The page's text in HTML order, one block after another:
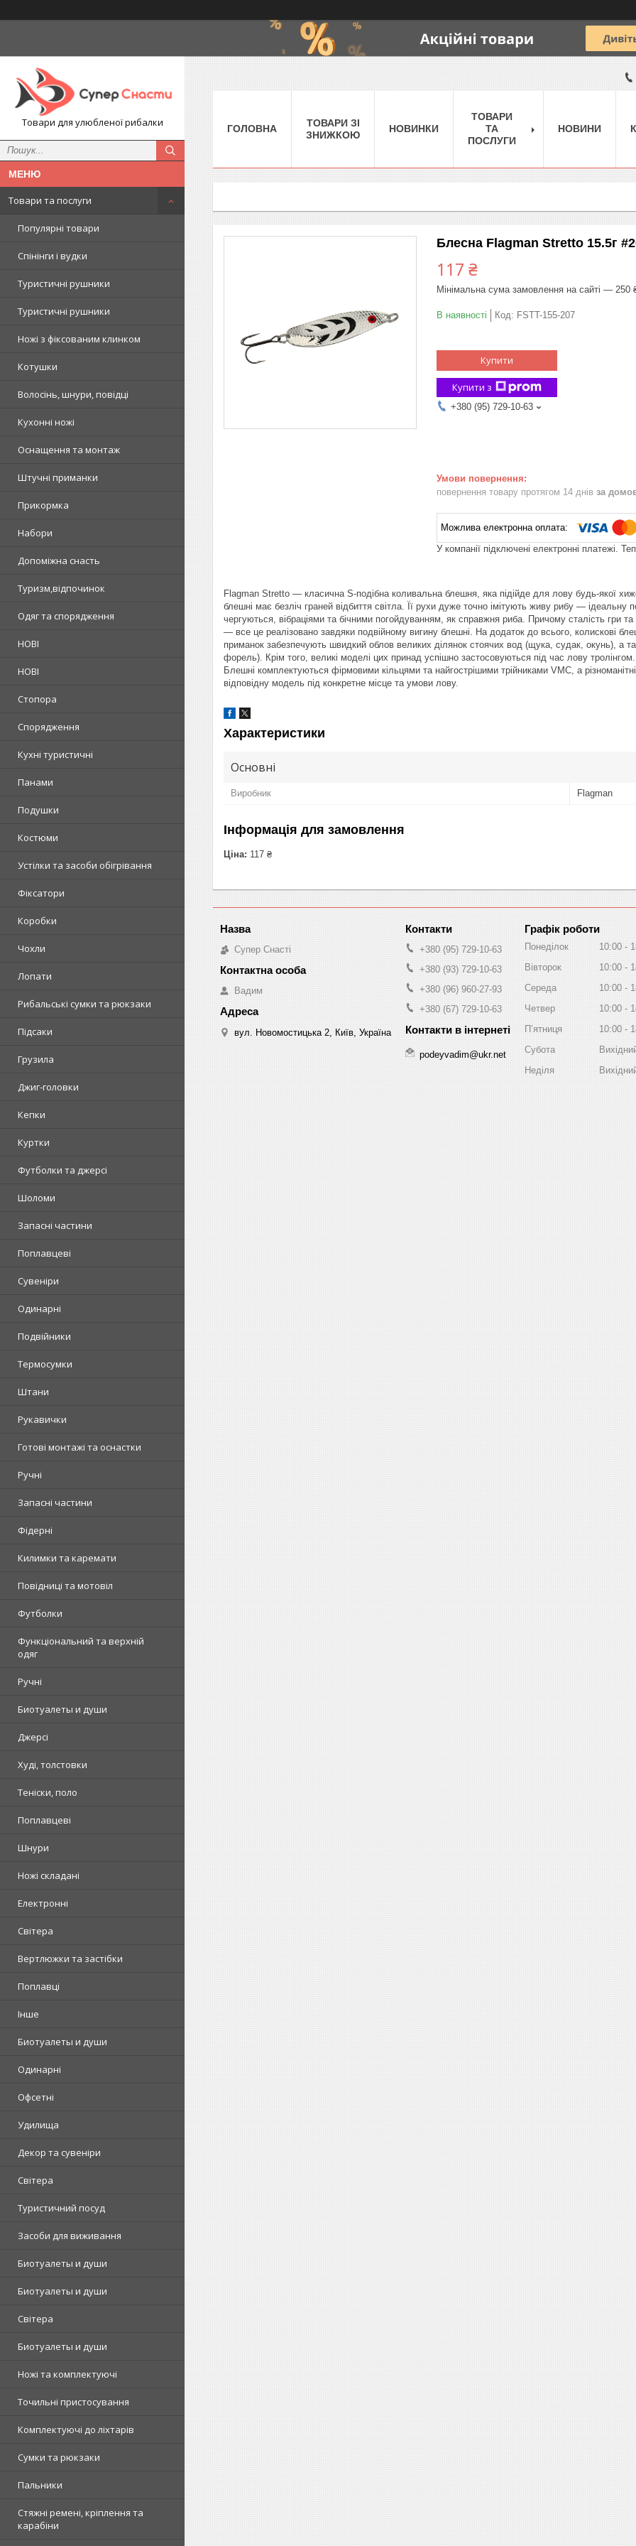
Товари для улюбленої рибалки
Товари та послуги
Популярні товари
Спінінги і вудки
Туристичні рушники
Туристичні рушники
Ножі з фіксованим клинком
Котушки
Волосінь, шнури, повідці
Кухонні ножі
Оснащення та монтаж
Штучні приманки
Прикормка
Набори
Допоміжна снасть
Туризм,відпочинок
Одяг та спорядження
НОВІ
НОВІ
Стопора
Спорядження
Кухні туристичні
Панами
Подушки
Костюми
Устілки та засоби обігрівання
Фіксатори
Коробки
Чохли
Лопати
Рибальські сумки та рюкзаки
Підсаки
Грузила
Джиг-головки
Кепки
Куртки
Футболки та джерсі
Шоломи
Запасні частини
Поплавцеві
Сувеніри
Одинарні
Подвійники
Термосумки
Штани
Рукавички
Готові монтажі та оснастки
Ручні
Запасні частини
Фідерні
Килимки та каремати
Повідниці та мотовіл
Футболки
Функціональний та верхній
одяг
Ручні
Биотуалеты и души
Джерсі
Худі, толстовки
Теніски, поло
Поплавцеві
Шнури
Ножі складані
Електронні
Світера
Вертлюжки та застібки
Поплавці
Інше
Биотуалеты и души
Одинарні
Офсетні
Удилища
Декор та сувеніри
Світера
Туристичний посуд
Засоби для виживання
Биотуалеты и души
Биотуалеты и души
Світера
Биотуалеты и души
Ножі та комплектуючі
Точильні пристосування
Комплектуючі до ліхтарів
Сумки та рюкзаки
Пальники
Стяжні ремені, кріплення та
карабіни
ГОЛОВНА
ТОВАРИ ЗІ
ЗНИЖКОЮ
НОВИНКИ
ТОВАРИ
ТА
ПОСЛУГИ
НОВИНИ
Блесна Flagman Stretto 15.5г
117 ₴
Мінімальна сума замовлення на сайті — 250
В наявності Код: FSTT-155-207
Купити
Купити з
+380 (95) 729-10-63
повернення товару протягом 14 днів за
У компанії підключені електронні платежі.
Flagman Stretto — класична S-подібна коливальна блешня, яка підійде для лову будь-якої
блешні має безліч граней відбиття світла. Її рухи дуже точно імітують живу рибу —
чергуються, вібраціями та бічними погойдуванням, як справжня риба. Причому сталість гри
— все це реалізовано завдяки подвійному вигину блешні. На додаток до всього, колискові
приманок забезпечують швидкий облов великих ділянок стоячих вод (щука, судак, окунь), а
форель). Крім того, великі моделі цих принад успішно застосовуються під час лову тролінгом.
Блешні комплектуються фірмовими кільцями та найгострішими трійниками VMC, а
відповідну модель під конкретне місце та умови лову.
Характеристики
Основні
Виробник Flagman
Інформація для замовлення
Ціна: 117 ₴
Супер Снасті
Вадим
вул. Новомостицька 2, Київ, Україна
+380 (95) 729-10-63
+380 (93) 729-10-63
+380 (96) 960-27-93
+380 (67) 729-10-63
podeyvadim@ukr.net
Графік роботи
Понеділок 10:00
Вівторок
10:00
Середа
10:00
Четвер
10:00
Пʼятниця
10:00
Субота
Неділя